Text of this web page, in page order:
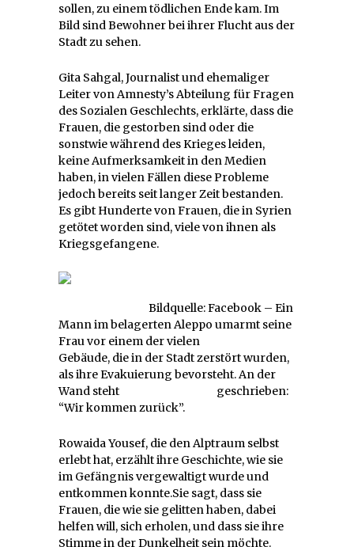
sollen, zu einem tödlichen Ende kam. Im
Bild sind Bewohner bei ihrer Flucht aus der
Stadt zu sehen.
Gita Sahgal, Journalist und ehemaliger
Leiter von Amnesty’s Abteilung für Fragen
des Sozialen Geschlechts, erklärte, dass die
Frauen, die gestorben sind oder die
sonstwie während des Krieges leiden,
keine Aufmerksamkeit in den Medien
haben, in vielen Fällen diese Probleme
jedoch bereits seit langer Zeit bestanden.
Es gibt Hunderte von Frauen, die in Syrien
getötet worden sind, viele von ihnen als
Kriegsgefangene.
Bildquelle: Facebook – Ein
Mann im belagerten Aleppo umarmt seine
Frau vor einem der vielen
Gebäude, die in der Stadt zerstört wurden,
als ihre Evakuierung bevorsteht. An der
Wand steht geschrieben:
“Wir kommen zurück”.
Rowaida Yousef, die den Alptraum selbst
erlebt hat, erzählt ihre Geschichte, wie sie
im Gefängnis vergewaltigt wurde und
entkommen konnte.Sie sagt, dass sie
Frauen, die wie sie gelitten haben, dabei
helfen will, sich erholen, und dass sie ihre
Stimme in der Dunkelheit sein möchte.